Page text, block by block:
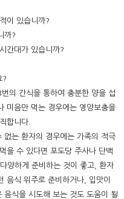
이 있습니까?
까?
간대가 있습니까?
?
의 간식을 통하여 충분한 양을 섭
미음만 먹는 경우에는 영양보충을
합니다.
없는 환자의 경우에는 가족의 적극
을 수 있다면 포도당 주사나 단백
양하게 준비하는 것이 좋고, 환자
음식 위주로 준비하거나, 입맛이
음식을 시도해 보는 것도 도움이 될